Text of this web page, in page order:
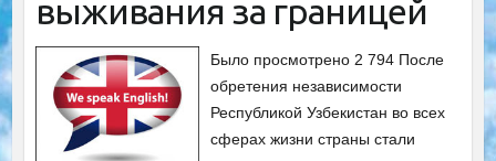
выживания за границей
Было просмотрено 2 794 После
обретения независимости
Республикой Узбекистан во всех
сферах жизни страны стали